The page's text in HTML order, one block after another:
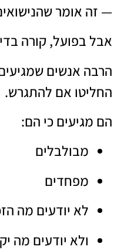
— זה אומר
אבל בפועל, קורה
הרבה אנשים
החליטו אם להתגרש.
הם מגיעים כי הם:
מבולבלים
מפחדים
לא יודעים מה
ולא יודעים מה